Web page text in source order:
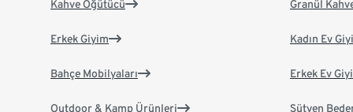
Kahve Öğütücü Granül
Erkek Giyim
Bahçe Mobilyaları
Outdoor & Kamp Ürünleri
Kadın Ev
Erkek Ev
Sütyen